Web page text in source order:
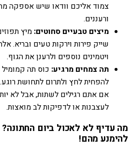
צמוד אליכם וודאו שיש אספקה
ורעננים.
מיצים טבעיים סחוטים: מיץ
שייק פירות וירקות טעים ובריא.
ויטמינים נוספים ולרענן את הגוף.
תה צמחים מרגיע: כוס תה
להפחית לחץ ולתרום לתחושת
אם אתם רגילים לשתות, אבל לא
לעצבנות או לדפיקות לב מואצות.
מה עדיף לא לאכול ביום
להימנע מהם!